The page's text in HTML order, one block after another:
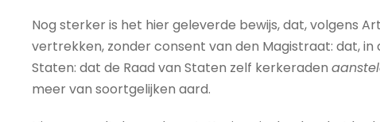
Nog sterker is het hier geleverde bewijs, dat, volgens
vertrekken, zonder consent van den Magistraat: dat,
Staten: dat de Raad van Staten zelf kerkeraden
meer van soortgelijken aard.